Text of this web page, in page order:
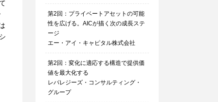
第2回：プライベートアセットの可能
性を広げる。AICが描く次の成長ステ
ージ
エー・アイ・キャピタル株式会社
第2回：変化に適応する構造で提供価
値を最大化する
レバレジーズ・コンサルティング・
グループ